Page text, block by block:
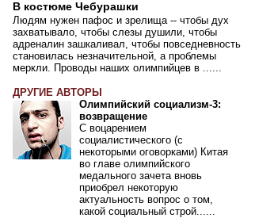
В костюме Чебурашки
Людям нужен пафос и зрелища -- чтобы дух
захватывало, чтобы слезы душили, чтобы
адреналин зашкаливал, чтобы повседневность
становилась незначительной, а проблемы
меркли. Проводы наших олимпийцев в ......
ДРУГИЕ АВТОРЫ
Олимпийский социализм-3:
возвращение
С воцарением
социалистического (с
некоторыми оговорками) Китая
во главе олимпийского
медального зачета вновь
приобрел некоторую
актуальность вопрос о том,
какой социальный строй......